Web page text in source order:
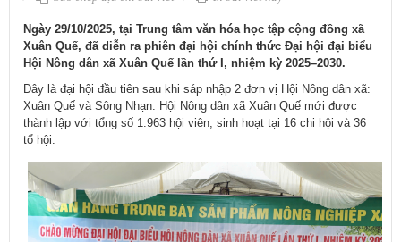
​Ngày 29/10/2025, tại Trung tâm văn hóa học tập cộng đồng xã
Xuân Quế, đã diễn ra phiên đại hội chính thức Đại hội đại biểu
Hội Nông dân xã Xuân Quế lần thứ I, nhiệm kỳ 2025–2030.
Đây là đại hội đầu tiên sau khi sáp nhập 2 đơn vị Hội Nông dân xã:
Xuân Quế và Sông Nhạn. Hội Nông dân xã Xuân Quế mới được
thành lập với tổng số 1.963 hội viên, sinh hoạt tại 16 chi hội và 36
tổ hội.